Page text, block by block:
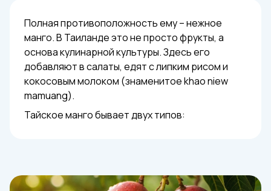
Полная противоположность ему – нежное
манго. В Таиланде это не просто фрукты, а
основа кулинарной культуры. Здесь его
добавляют в салаты, едят с липким рисом и
кокосовым молоком (знаменитое khao niew
mamuang).
Тайское манго бывает двух типов: